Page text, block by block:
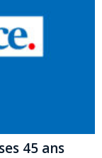
45 ans